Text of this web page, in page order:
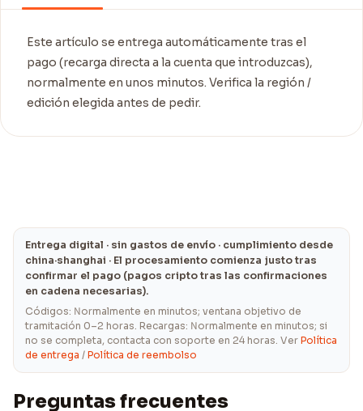
Este artículo se entrega automáticamente tras el
pago (recarga directa a la cuenta que introduzcas),
normalmente en unos minutos. Verifica la región /
edición elegida antes de pedir.
Entrega digital · sin gastos de envío · cumplimiento desde
china·shanghai · El procesamiento comienza justo tras
confirmar el pago (pagos cripto tras las confirmaciones
en cadena necesarias).
Códigos: Normalmente en minutos; ventana objetivo de
tramitación 0–2 horas. Recargas: Normalmente en minutos; si
no se completa, contacta con soporte en 24 horas. Ver Política
de entrega / Política de reembolso
Preguntas frecuentes